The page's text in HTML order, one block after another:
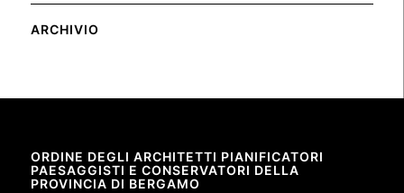
ARCHIVIO
ORDINE DEGLI ARCHITETTI PIANIFICATORI
PAESAGGISTI E CONSERVATORI DELLA
PROVINCIA DI BERGAMO